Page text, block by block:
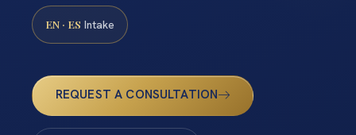
EN · ES Intake
REQUEST A CONSULTATION